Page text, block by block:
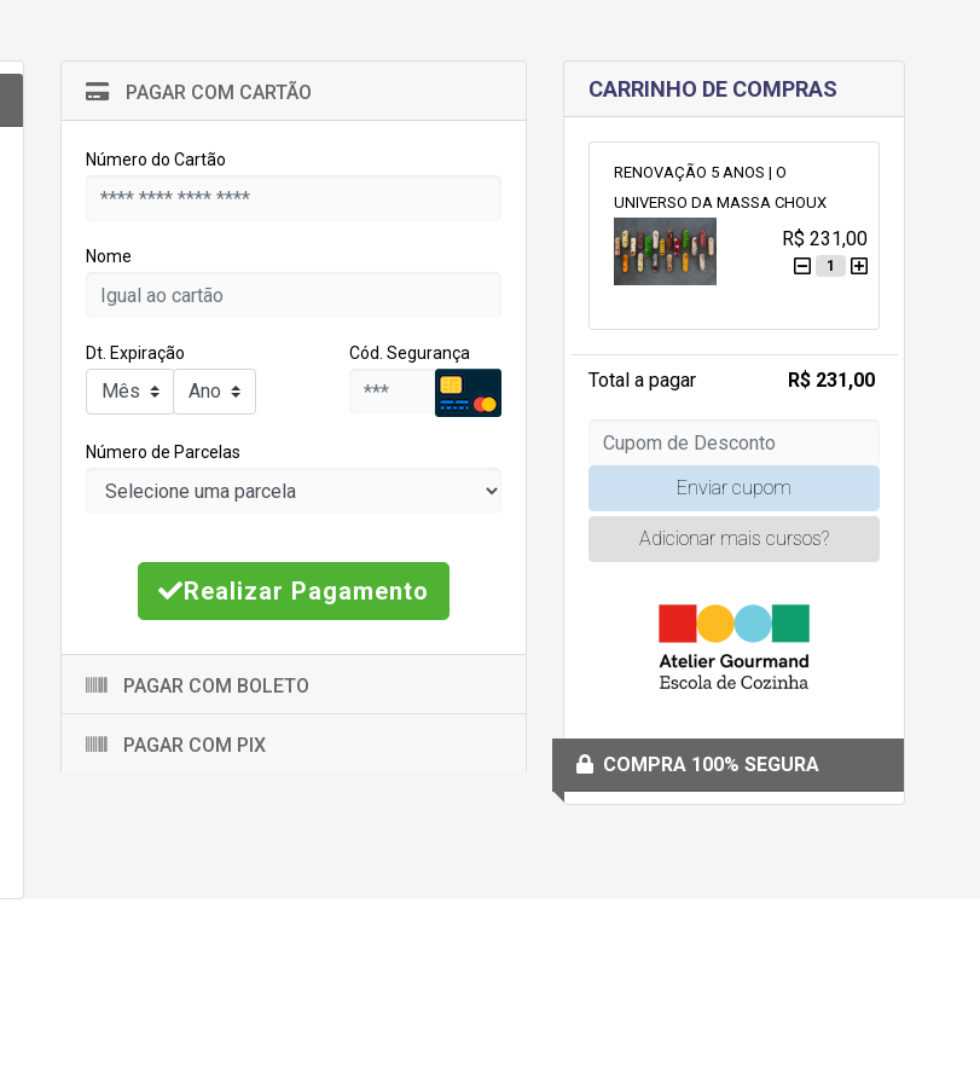
PAGAR COM CARTÃO
Número do Cartão
Nome
Dt. Expiração Cód. Segurança
Número de Parcelas
Realizar Pagamento
PAGAR COM BOLETO
PAGAR COM PIX
CARRINHO DE COMPRAS
RENOVAÇÃO 5 ANOS | O
UNIVERSO DA MASSA CHOUX
R$ 231,00
1
Total a pagar R$ 231,00
Enviar cupom
Adicionar mais cursos?
COMPRA 100% SEGURA